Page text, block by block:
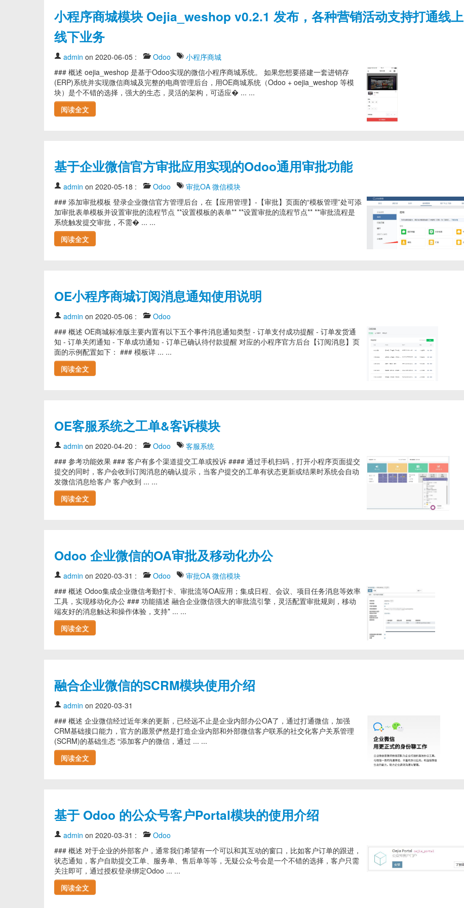
小程序商城模块 Oejia_weshop v0.2.1 发布，各种营销活动支持打通线上
线下业务
admin on 2020-06-05 : Odoo
小程序商城
### 概述 oejia_weshop 是基于Odoo实现的微信小程序商城系统。 如果您想要搭建一套进销存
(ERP)系统并实现微信商城及完整的电商管理后台，用OE商城系统（Odoo + oejia_weshop 等模
块）是个不错的选择，强大的生态，灵活的架构，可适应� ... ...
阅读全文
基于企业微信官方审批应用实现的Odoo通用审批功能
admin on 2020-05-18 : Odoo 审批OA 微信模块
### 添加审批模板 登录企业微信官方管理后台，在【应用管理】-【审批】页面的“模板管理”处可添
加审批表单模板并设置审批的流程节点 **设置模板的表单** **设置审批的流程节点** **审批流程是
系统触发提交审批，不需� ... ...
阅读全文
OE小程序商城订阅消息通知使用说明
admin on 2020-05-06 :
Odoo
### 概述 OE商城标准版主要内置有以下五个事件消息通知类型 - 订单支付成功提醒 - 订单发货通
知 - 订单关闭通知 - 下单成功通知 - 订单已确认待付款提醒 对应的小程序官方后台【订阅消息】页
面的示例配置如下： ### 模板详 ... ...
阅读全文
OE客服系统之工单&客诉模块
admin on 2020-04-20 : Odoo
客服系统
### 参考功能效果 ### 客户有多个渠道提交工单或投诉 #### 通过手机扫码，打开小程序页面提交
提交的同时，客户会收到订阅消息的确认提示，当客户提交的工单有状态更新或结果时系统会自动
发微信消息给客户 客户收到 ... ...
阅读全文
Odoo 企业微信的OA审批及移动化办公
admin on 2020-03-31 : Odoo 审批OA 微信模块
### 概述 Odoo集成企业微信考勤打卡、审批流等OA应用；集成日程、会议、项目任务消息等效率
工具，实现移动化办公 ### 功能描述 融合企业微信强大的审批流引擎，灵活配置审批规则，移动
端友好的消息触达和操作体验，支持* ... ...
阅读全文
融合企业微信的SCRM模块使用介绍
admin on 2020-03-31
### 概述 企业微信经过近年来的更新，已经远不止是企业内部办公OA了，通过打通微信，加强
CRM基础接口能力，官方的愿景俨然是打造企业内部和外部微信客户联系的社交化客户关系管理
(SCRM)的基础生态 “添加客户的微信，通过 ... ...
阅读全文
基于 Odoo 的公众号客户Portal模块的使用介绍
admin on 2020-03-31 :
Odoo
### 概述 对于企业的外部客户，通常我们希望有一个可以和其互动的窗口，比如客户订单的跟进，
状态通知，客户自助提交工单、服务单、售后单等等，无疑公众号会是一个不错的选择，客户只需
关注即可，通过授权登录绑定Odoo ... ...
阅读全文